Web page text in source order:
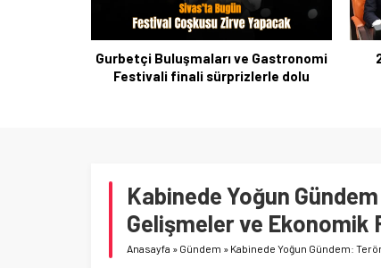
Gurbetçi Buluşmaları ve Gastronomi
Festivali finali sürprizlerle dolu
Kabinede Yoğun
Gelişmeler ve Ekonomik
Anasayfa » Gündem » Kabinede Yoğun Gündem: